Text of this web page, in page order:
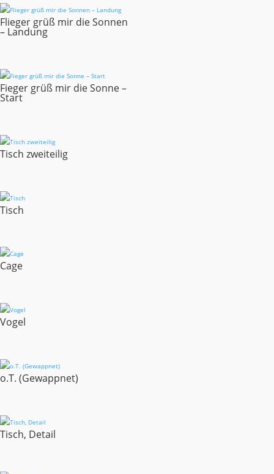
Flieger grüß mir die Sonnen
– Landung
Fieger grüß mir die Sonne –
Start
Tisch zweiteilig
Tisch
Cage
Vogel
o.T. (Gewappnet)
Tisch, Detail